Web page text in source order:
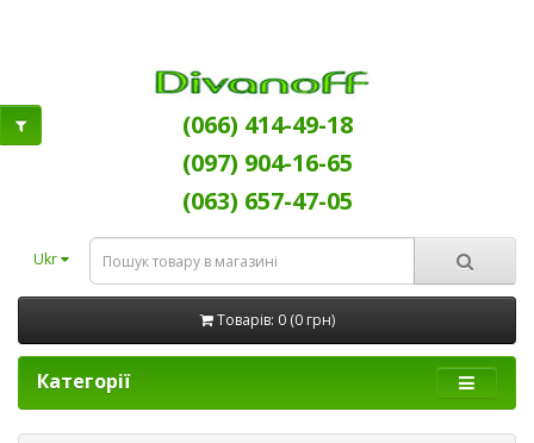
(066) 414-49-18
(097) 904-16-65
(063) 657-47-05
Ukr
Товарів: 0 (0 грн)
Категорії